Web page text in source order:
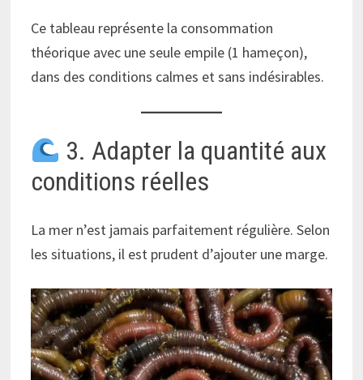
Ce tableau représente la consommation
théorique avec une seule empile (1 hameçon),
dans des conditions calmes et sans indésirables.
3. Adapter la quantité aux
conditions réelles
La mer n’est jamais parfaitement régulière. Selon
les situations, il est prudent d’ajouter une marge.